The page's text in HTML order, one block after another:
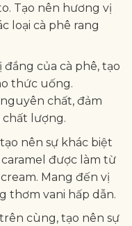
Tạo nên hương vị
loại cà phê rang
của cà phê, tạo
thức uống.
chất, đảm
lượng.
nên sự khác biệt
được làm từ
Mang đến vị
thơm vani hấp dẫn.
cùng, tạo nên sự